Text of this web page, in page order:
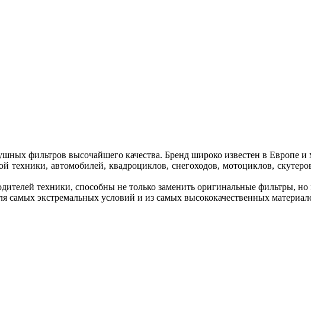
фильтров высочайшего качества. Бренд широко известен в Европе
техники, автомобилей, квадроциклов, снегоходов, мотоциклов,
техники, способны не только заменить оригинальные фильтры, но
экстремальных условий и из самых высококачественных